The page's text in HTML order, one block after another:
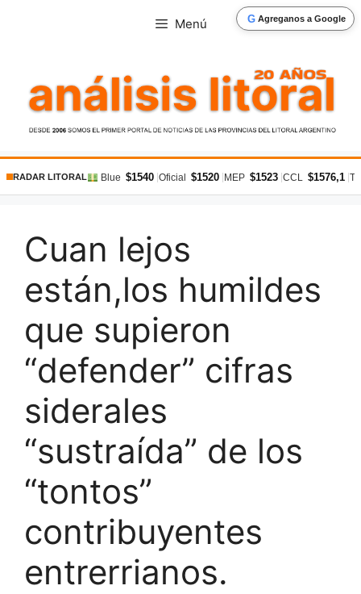
G Agreganos a Google
Menú
RADAR LITORAL Blue $1540 Oficial $1520 MEP $1523 CCL $1576,1
Cuan lejos
están,los humildes
que supieron
“defender” cifras
siderales
“sustraída” de los
“tontos”
contribuyentes
entrerrianos.